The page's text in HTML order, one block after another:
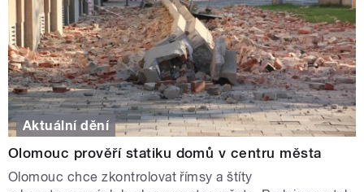
Aktuální dění
Olomouc prověří statiku domů v centru města
Olomouc chce zkontrolovat římsy a štíty